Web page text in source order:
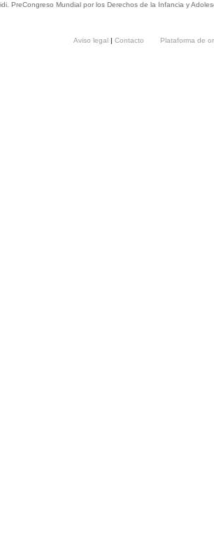
PreCongreso Mundial por los Derechos de la Infancia y
Aviso legal | Contacto Plataforma de